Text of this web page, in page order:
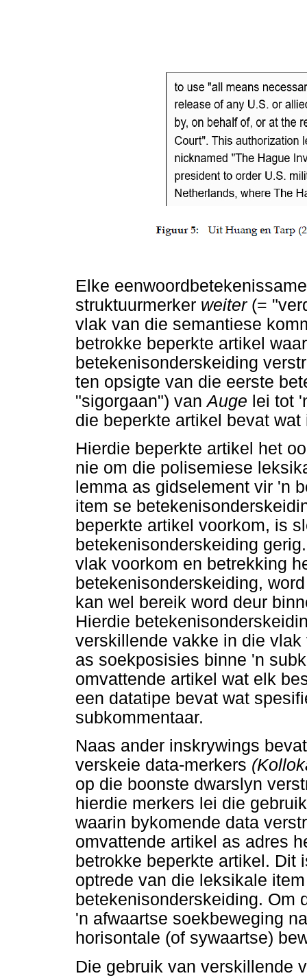
Elke
struktuurmerker weiter (=
vlak van die semantiese
betrokke beperkte artikel
betekenisonderskeiding
ten opsigte van die eerste
"sigorgaan") vanAuge lei tot
die beperkte artikel bevat
Hierdie beperkte artikel het
nie om die polisemiese
lemma as gidselement vir 'n
item se
beperkte artikel voorkom, is
betekenisonderskeiding
vlak voorkom en betrekking
betekenisonderskeiding,
kan wel bereik word deur
Hierdie
verskillende vakke in die
as soekposisies binne 'n
omvattende artikel wat elk
een datatipe bevat wat
subkommentaar.
Naas ander inskrywings
verskeie data-merkers
op die boonste dwarslyn
hierdie merkers lei die
waarin bykomende data
omvattende artikel as adres
betrokke beperkte artikel. Dit
optrede van die leksikale
betekenisonderskeiding. Om
'n afwaartse soekbeweging
horisontale (of sywaartse)
Die gebruik van verskillende